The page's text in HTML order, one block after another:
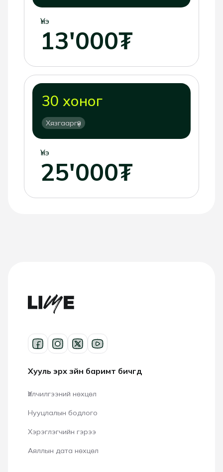
Үнэ
13'000₮
30 хоног
Хязгааргүй
Үнэ
25'000₮
Хууль эрх зүйн баримт бичгүүд
Үйлчилгээний нөхцөл
Нууцлалын бодлого
Хэрэглэгчийн гэрээ
Аяллын дата нөхцөл